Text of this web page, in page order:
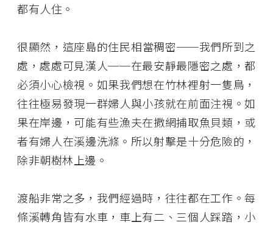
都有人住。
很顯然，這座島的住民相當稠密──我們所到之
處，處處可見漢人──在最安靜最隱密之處，都
必須小心檢視。如果我們想在竹林裡射一隻鳥，
往往極易發現一群婦人與小孩就在前面注視。如
果在岸邊，可能有些漁夫在撒網捕取魚貝類，或
者有婦人在溪邊洗滌。所以射擊是十分危險的，
除非朝樹林上邊。
渡船非常之多，我們經過時，往往都在工作。每
條溪轉角皆有水車，車上有二、三個人踩踏，小